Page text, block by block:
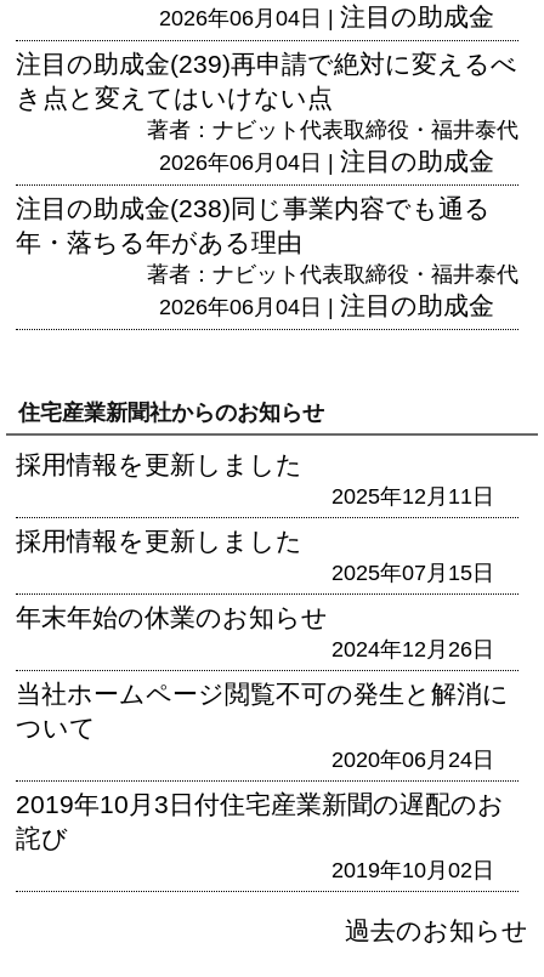
2026年06月04日 | 注目の助成金
注目の助成金(239)再申請で絶対に変えるべ
き点と変えてはいけない点
著者：ナビット代表取締役・福井泰代
2026年06月04日 | 注目の助成金
注目の助成金(238)同じ事業内容でも通る
年・落ちる年がある理由
著者：ナビット代表取締役・福井泰代
2026年06月04日 | 注目の助成金
住宅産業新聞社からのお知らせ
採用情報を更新しました
2025年12月11日
採用情報を更新しました
2025年07月15日
年末年始の休業のお知らせ
2024年12月26日
当社ホームページ閲覧不可の発生と解消に
ついて
2020年06月24日
2019年10月3日付住宅産業新聞の遅配のお
詫び
2019年10月02日
過去のお知らせ